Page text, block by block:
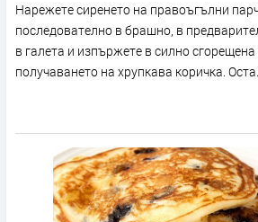
Нарежете сиренето на правоъгълни
последователно в брашно, в
в галета и изпържете в силно
получаването на хрупкава коричка.